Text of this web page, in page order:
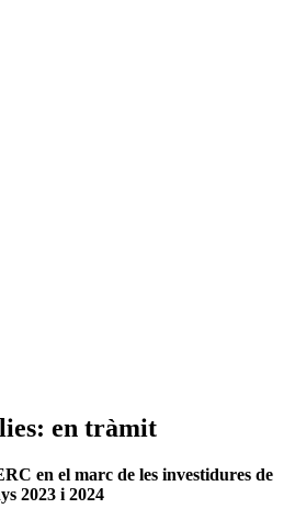
en tràmit
en el marc de les investidures de
2023 i 2024